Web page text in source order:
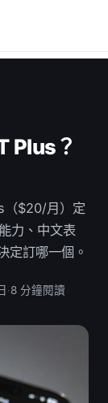
Plus？
（$20/月）定
力、中文表
定訂哪一個。
·8 分鐘閱讀